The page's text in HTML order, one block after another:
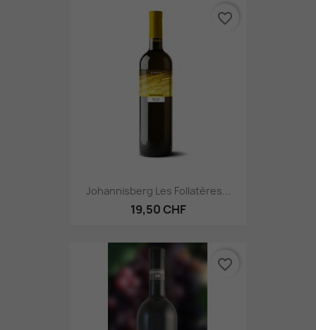
Johannisberg Les Follatères...
19,50 CHF
favorite_border
favorite_border